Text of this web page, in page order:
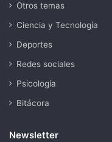
Otros temas
Ciencia y Tecnología
Deportes
Redes sociales
Psicología
Bitácora
Newsletter